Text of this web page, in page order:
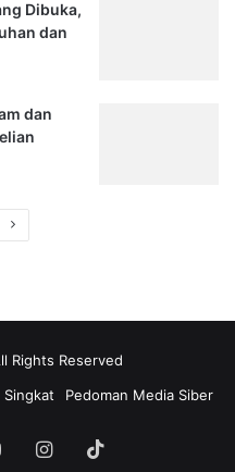
Dibuka,
dan
dan
Halaman
Rights Reserved
Singkat Pedoman Media Siber
YouTubeInstagram